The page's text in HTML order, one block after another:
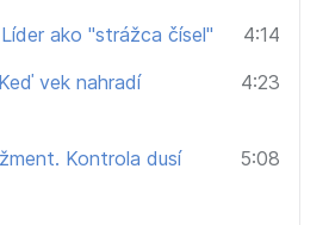
ako "strážca čísel"
4:14
vek nahradí
4:23
Kontrola dusí
5:08